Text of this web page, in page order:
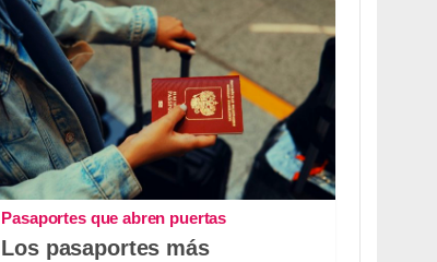
Pasaportes que abren puertas
Los pasaportes más